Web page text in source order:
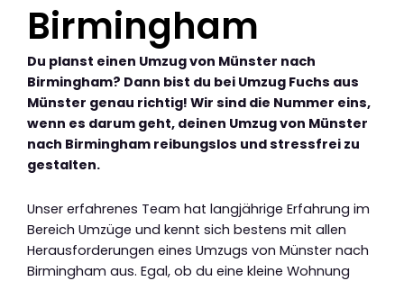
Birmingham
Du planst einen Umzug von Münster nach
Birmingham? Dann bist du bei Umzug Fuchs aus
Münster genau richtig! Wir sind die Nummer eins,
wenn es darum geht, deinen Umzug von Münster
nach Birmingham reibungslos und stressfrei zu
gestalten.
Unser erfahrenes Team hat langjährige Erfahrung im
Bereich Umzüge und kennt sich bestens mit allen
Herausforderungen eines Umzugs von Münster nach
Birmingham aus. Egal, ob du eine kleine Wohnung